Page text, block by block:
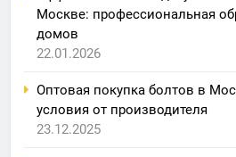
Москве: профессиональная
домов
22.01.2026
Оптовая покупка болтов в
условия от производителя
23.12.2025